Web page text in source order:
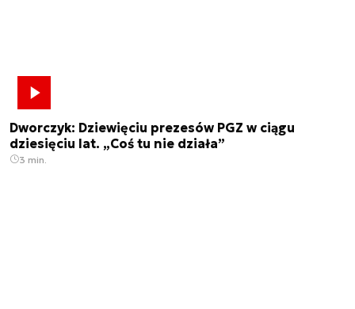
Dworczyk: Dziewięciu prezesów PGZ w ciągu
dziesięciu lat. „Coś tu nie działa”
3 min.